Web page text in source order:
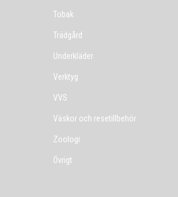
Tobak
Trädgård
Underkläder
Verktyg
VVS
Väskor och resetillbehör
Zoologi
Övrigt